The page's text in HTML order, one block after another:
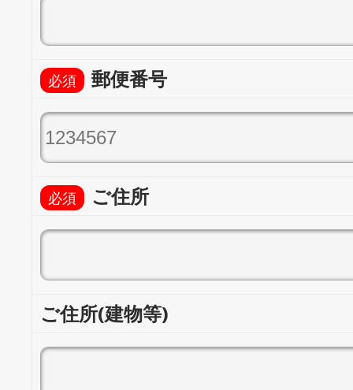
郵便番号
ご住所
ご住所(建物等)